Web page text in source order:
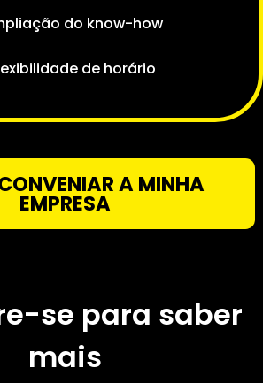
na mensalidade
do know-how
CONVENIAR A MINHA